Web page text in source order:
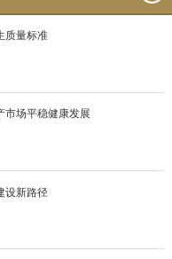
质量标准
市场平稳健康发展
设新路径